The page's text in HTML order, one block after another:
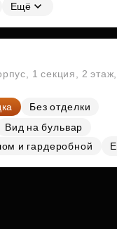
Ещё
1 секция, 2
Без отделки
Вид на бульвар
и гардеробной